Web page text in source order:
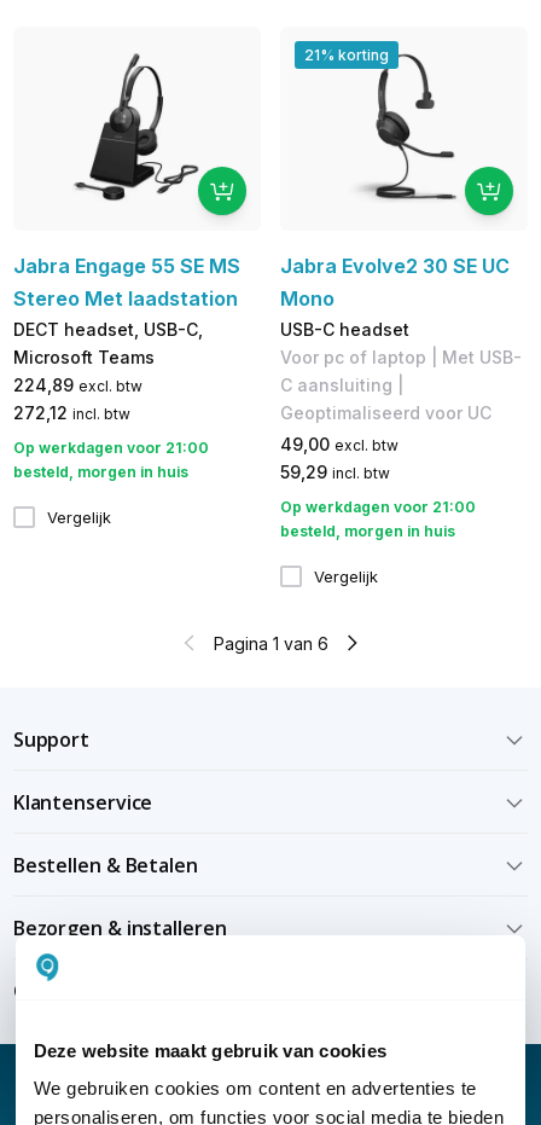
Deze website maakt gebruik van cookies
We gebruiken cookies om content en advertenties te
personaliseren, om functies voor social media te bieden
Jabra Engage 55 SE MS
Stereo Met laadstation
DECT headset, USB-C,
Microsoft Teams
224,89 excl. btw
272,12 incl. btw
Op werkdagen voor 21:00
besteld, morgen in huis
Vergelijk
21% korting
Jabra Evolve2 30 SE UC
Mono
USB-C headset
Voor pc of laptop | Met USB-
C aansluiting |
Geoptimaliseerd voor UC
49,00 excl. btw
59,29 incl. btw
Op werkdagen voor 21:00
besteld, morgen in huis
Vergelijk
Pagina 1 van 6
Support
Klantenservice
Bestellen & Betalen
Bezorgen & installeren
Over KommaGo